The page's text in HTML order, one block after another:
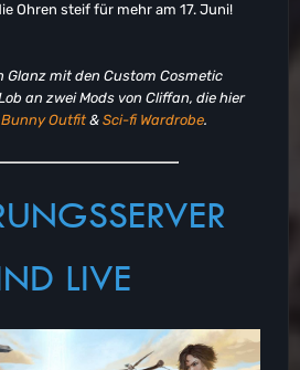
Ohren steif für mehr am 17. Juni!
Glanz mit den Custom Cosmetic
an zwei Mods von Cliffan, die hier
Outfit & Sci-fi Wardrobe.
LIVE